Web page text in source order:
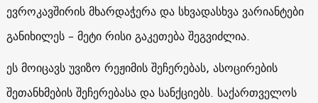
ევროკავშირის მხარდაჭერა და სხვადასხვა ვარიანტები
განიხილეს – მეტი რისი გაკეთება შეგვიძლია.
ეს მოიცავს უვიზო რეჟიმის შეჩერებას, ასოცირების
შეთანხმების შეჩერებასა და სანქციებს. საქართველოს